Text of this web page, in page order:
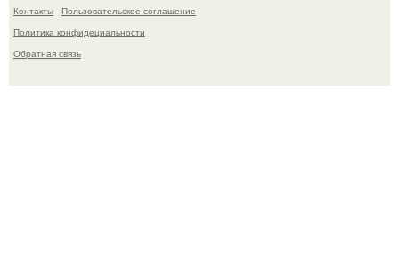
Контакты
Пользовательское соглашение
Политика конфидециальности
Обратная связь